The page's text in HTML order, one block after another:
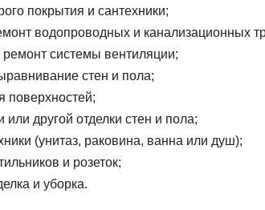
покрытия и сантехники;
водопроводных и канализационных
ремонт системы вентиляции;
стен и пола;
поверхностей;
или другой отделки стен и пола;
(унитаз, раковина, ванна или душ);
и розеток;
и уборка.